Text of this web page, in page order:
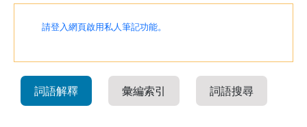
請登入網頁啟用私人筆記功能。
詞語解釋 彙編索引 詞語搜尋